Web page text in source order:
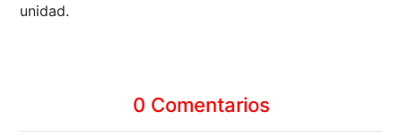
unidad.
0 Comentarios